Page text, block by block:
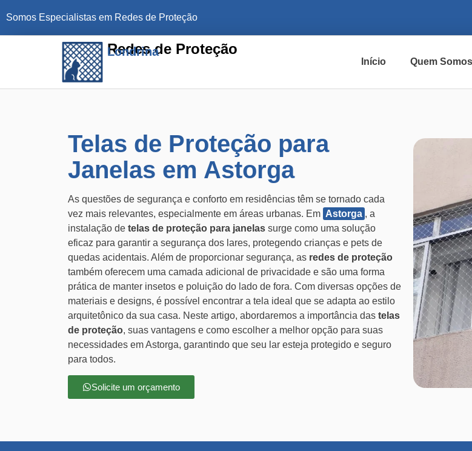
Somos Especialistas em Redes de Proteção
Redes de Proteção
Londrina
Início Quem Somos
Telas de Proteção para
Janelas em Astorga
As questões de segurança e conforto em residências têm se tornado cada
vez mais relevantes, especialmente em áreas urbanas. Em Astorga , a
instalação de telas de proteção para janelas surge como uma solução
eficaz para garantir a segurança dos lares, protegendo crianças e pets de
quedas acidentais. Além de proporcionar segurança, as redes de proteção
também oferecem uma camada adicional de privacidade e são uma forma
prática de manter insetos e poluição do lado de fora. Com diversas opções de
materiais e designs, é possível encontrar a tela ideal que se adapta ao estilo
arquitetônico da sua casa. Neste artigo, abordaremos a importância das telas
de proteção, suas vantagens e como escolher a melhor opção para suas
necessidades em Astorga, garantindo que seu lar esteja protegido e seguro
para todos.
Solicite um orçamento